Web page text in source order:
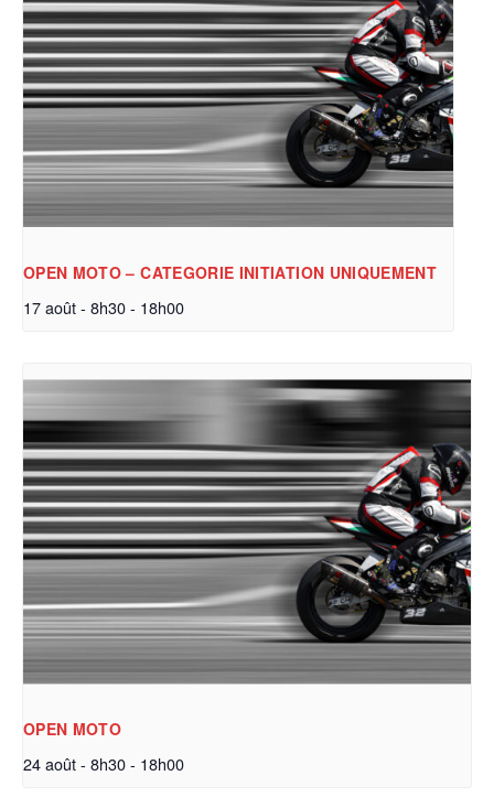
OPEN MOTO – CATEGORIE INITIATION UNIQUEMENT
17 août - 8h30- 18h00
OPEN MOTO
24 août - 8h30- 18h00